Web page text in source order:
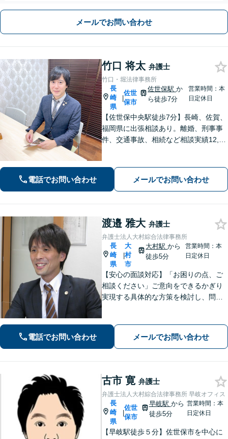
メールでお問い合わせ
竹口 将太 弁護士
竹口・堀法律事務所
長
崎
県
|
佐世
保市
佐世保駅か
ら徒歩7分
営業時間：本
日定休日
【佐世保中央駅徒歩7分】長崎、佐賀、
福岡県に出張相談あり。離婚、刑事事
件、交通事故、相続など相談実績12,00
談ください。
電話でお問い合わせ メールでお問い合わせ
渡邉 雅大 弁護士
弁護士法人大村綜合法律事務所
長
崎
県
|
大
村
市
大村駅から
徒歩5分
営業時間：本
日定休日
【安心の面談対応】「お困りの点、ご
相談ください」ご意向をできるかぎり
実現する具体的な方策を検討し、問題
知し、予防する方策を提供します【子
連れ相談可】
電話でお問い合わせ メールでお問い合わせ
古市 寛 弁護士
弁護士法人大村綜合法律事務所 早岐オフィス
長
崎
県
|
佐世
保市
早岐駅 から
徒歩5分
営業時間：本
日定休日
【早岐駅徒歩５分】佐世保市を中心に